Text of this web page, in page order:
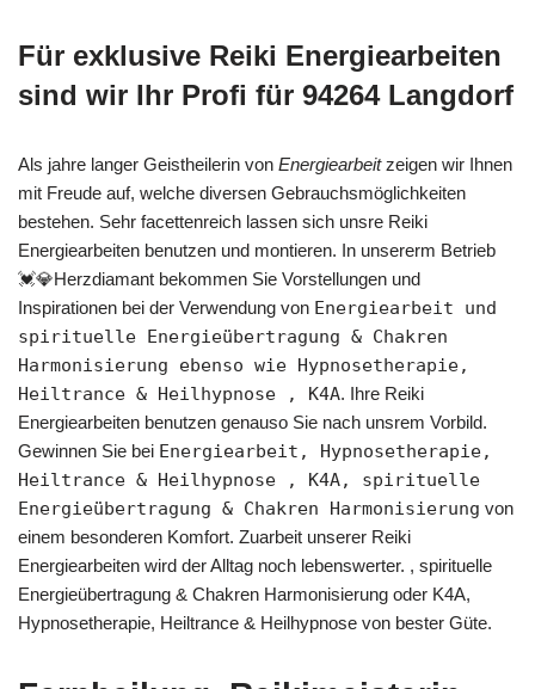
Für exklusive Reiki Energiearbeiten
sind wir Ihr Profi für 94264 Langdorf
Als jahre langer Geistheilerin von Energiearbeitzeigen wir Ihnen
mit Freude auf, welche diversen Gebrauchsmöglichkeiten
bestehen. Sehr facettenreich lassen sich unsre Reiki
Energiearbeiten benutzen und montieren. In unsererm Betrieb
💓️💎Herzdiamant bekommen Sie Vorstellungen und
Inspirationen bei der Verwendung von Energiearbeit und
spirituelle Energieübertragung & Chakren
Harmonisierung ebenso wie Hypnosetherapie,
Heiltrance & Heilhypnose , K4A. Ihre Reiki
Energiearbeiten benutzen genauso Sie nach unsrem Vorbild.
Gewinnen Sie bei Energiearbeit, Hypnosetherapie,
Heiltrance & Heilhypnose , K4A, spirituelle
Energieübertragung & Chakren Harmonisierung von
einem besonderen Komfort. Zuarbeit unserer Reiki
Energiearbeiten wird der Alltag noch lebenswerter. , spirituelle
Energieübertragung & Chakren Harmonisierung oder K4A,
Hypnosetherapie, Heiltrance & Heilhypnose von bester Güte.